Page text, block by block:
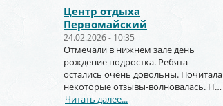
Центр отдыха
Первомайский
24.02.2026 - 10:35
Отмечали в нижнем зале день
рождение подростка. Ребята
остались очень довольны. Почитала
некоторые отзывы-волновалась. Но
зря. Крутое место.
Читать далее...